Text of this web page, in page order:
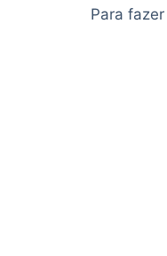
Para fazer a